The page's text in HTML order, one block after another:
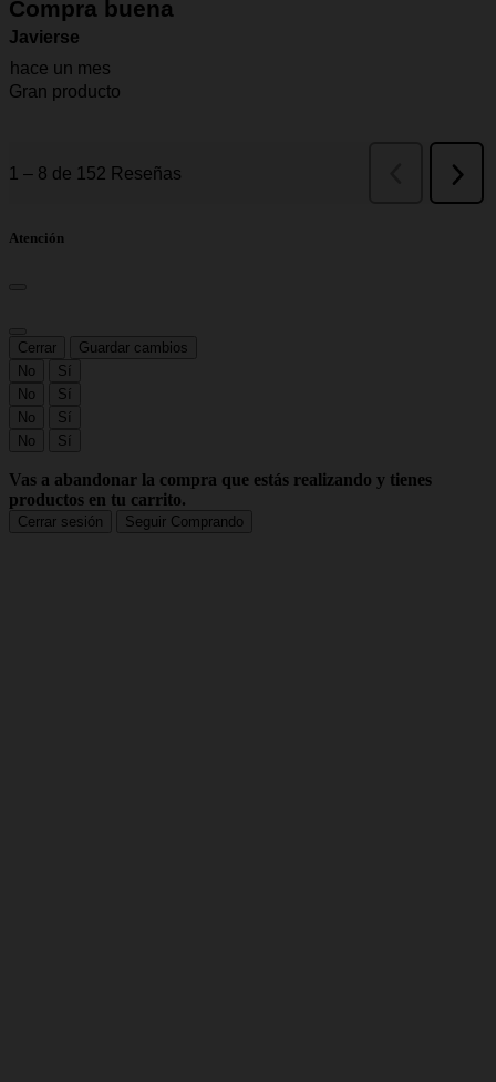
Atención
Cerrar
Guardar cambios
No
Sí
No
Sí
No
Sí
No
Sí
Vas a abandonar la compra que estás realizando y tienes
productos en tu carrito.
Cerrar sesión Seguir Comprando